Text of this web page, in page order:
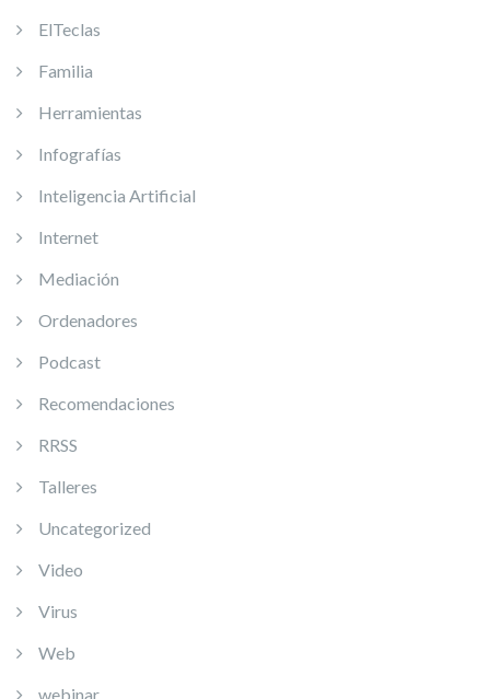
ElTeclas
Familia
Herramientas
Infografías
Inteligencia Artificial
Internet
Mediación
Ordenadores
Podcast
Recomendaciones
RRSS
Talleres
Uncategorized
Video
Virus
Web
webinar